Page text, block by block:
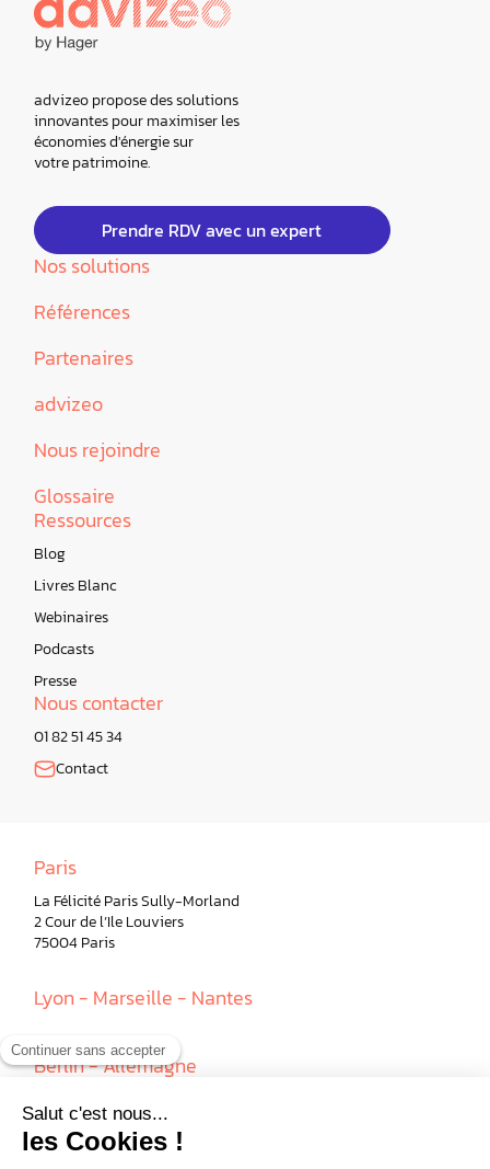
advizeo propose des solutions
innovantes pour maximiser les
économies d'énergie sur
votre patrimoine.
Prendre RDV avec un expert
Nos solutions
Références
Partenaires
advizeo
Nous rejoindre
Glossaire
Ressources
Blog
Livres Blanc
Webinaires
Podcasts
Presse
Nous contacter
01 82 51 45 34
Contact
Paris
La Félicité Paris Sully-Morland
2 Cour de l’Ile Louviers
75004 Paris
Lyon - Marseille - Nantes
Berlin - Allemagne
Milan - Italie